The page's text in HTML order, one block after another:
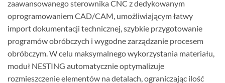
zaawansowanego sterownika CNC z dedykowanym
oprogramowaniem CAD/CAM, umożliwiającym łatwy
import dokumentacji technicznej, szybkie przygotowanie
programów obróbczych i wygodne zarządzanie procesem
obróbczym. W celu maksymalnego wykorzystania materiału,
moduł NESTING automatycznie optymalizuje
rozmieszczenie elementów na detalach, ograniczając ilość